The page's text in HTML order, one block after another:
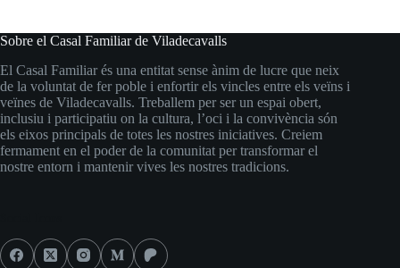
Sobre el Casal Familiar de Viladecavalls
El Casal Familiar és una entitat sense ànim de lucre que neix
de la voluntat de fer poble i enfortir els vincles entre els veïns i
veïnes de Viladecavalls. Treballem per ser un espai obert,
inclusiu i participatiu on la cultura, l’oci i la convivència són
els eixos principals de totes les nostres iniciatives. Creiem
fermament en el poder de la comunitat per transformar el
nostre entorn i mantenir vives les nostres tradicions.